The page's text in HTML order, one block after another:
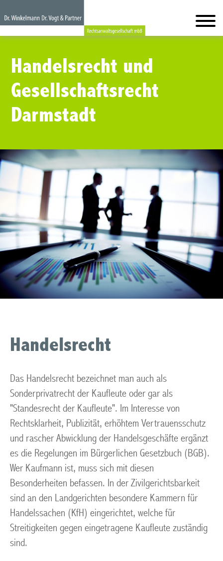
Handelsrecht und
Gesellschaftsrecht
Darmstadt
Handelsrecht
Das Handelsrecht bezeichnet man auch als
Sonderprivatrecht der Kaufleute oder gar als
"Standesrecht der Kaufleute". Im Interesse von
Rechtsklarheit, Publizität, erhöhtem Vertrauensschutz
und rascher Abwicklung der Handelsgeschäfte ergänzt
es die Regelungen im Bürgerlichen Gesetzbuch (BGB).
Wer Kaufmann ist, muss sich mit diesen
Besonderheiten befassen. In der Zivilgerichtsbarkeit
sind an den Landgerichten besondere Kammern für
Handelssachen (KfH) eingerichtet, welche für
Streitigkeiten gegen eingetragene Kaufleute zuständig
sind.